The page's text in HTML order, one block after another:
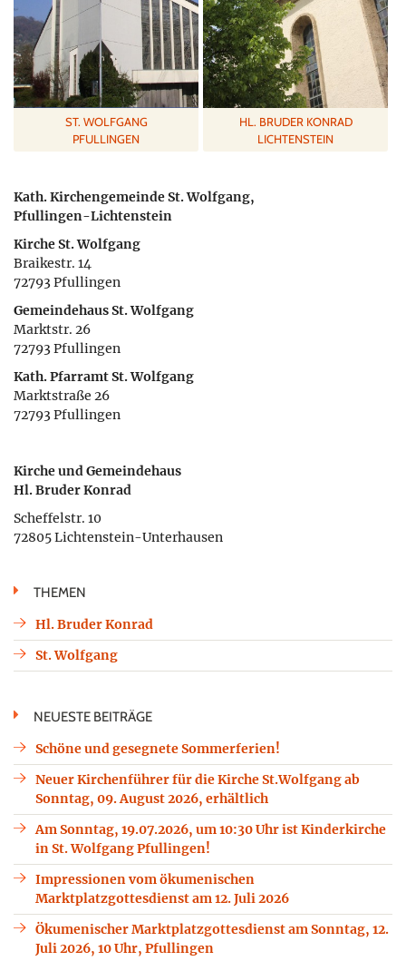
ST. WOLFGANG
PFULLINGEN
HL. BRUDER KONRAD
LICHTENSTEIN
Kath. Kirchengemeinde St. Wolfgang,
Pfullingen-Lichtenstein
Kirche St. Wolfgang
Braikestr. 14
72793 Pfullingen
Gemeindehaus St. Wolfgang
Marktstr. 26
72793 Pfullingen
Kath. Pfarramt St. Wolfgang
Marktstraße 26
72793 Pfullingen
Kirche und Gemeindehaus
Hl. Bruder Konrad
Scheffelstr. 10
72805 Lichtenstein-Unterhausen
THEMEN
Hl. Bruder Konrad
St. Wolfgang
NEUESTE BEITRÄGE
Schöne und gesegnete Sommerferien!
Neuer Kirchenführer für die Kirche St.Wolfgang ab
Sonntag, 09. August 2026, erhältlich
Am Sonntag, 19.07.2026, um 10:30 Uhr ist Kinderkirche
in St. Wolfgang Pfullingen!
Impressionen vom ökumenischen
Marktplatzgottesdienst am 12. Juli 2026
Ökumenischer Marktplatzgottesdienst am Sonntag, 12.
Juli 2026, 10 Uhr, Pfullingen